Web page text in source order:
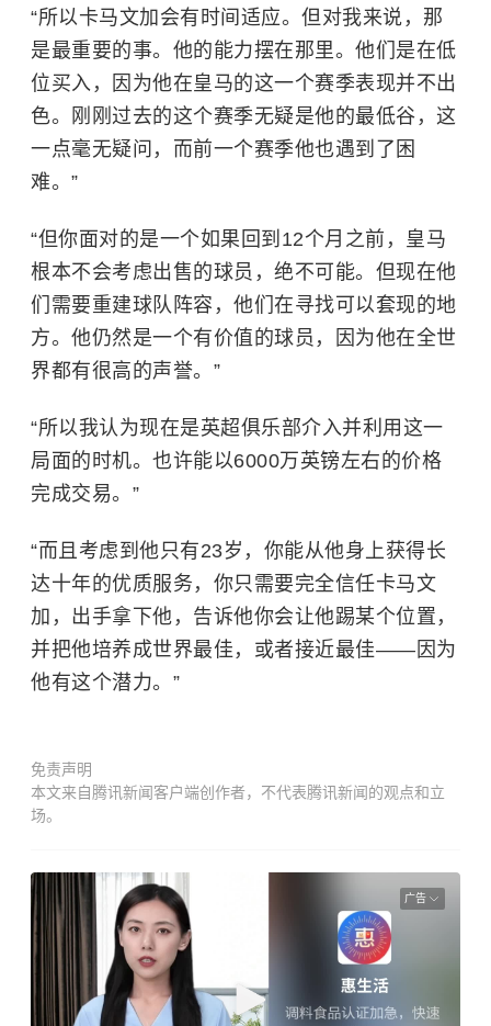
“所以卡马文加会有时间适应。但对我来说，那
是最重要的事。他的能力摆在那里。他们是在低
位买入，因为他在皇马的这一个赛季表现并不出
色。刚刚过去的这个赛季无疑是他的最低谷，这
一点毫无疑问，而前一个赛季他也遇到了困
难。”
“但你面对的是一个如果回到12个月之前，皇马
根本不会考虑出售的球员，绝不可能。但现在他
们需要重建球队阵容，他们在寻找可以套现的地
方。他仍然是一个有价值的球员，因为他在全世
界都有很高的声誉。”
“所以我认为现在是英超俱乐部介入并利用这一
局面的时机。也许能以6000万英镑左右的价格
完成交易。”
“而且考虑到他只有23岁，你能从他身上获得长
达十年的优质服务，你只需要完全信任卡马文
加，出手拿下他，告诉他你会让他踢某个位置，
并把他培养成世界最佳，或者接近最佳——因为
他有这个潜力。”
免责声明
本文来自腾讯新闻客户端创作者，不代表腾讯新闻的观点和立
场。
广告